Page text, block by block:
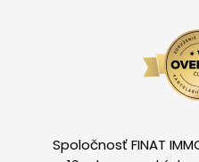
Spoločnosť FINAT